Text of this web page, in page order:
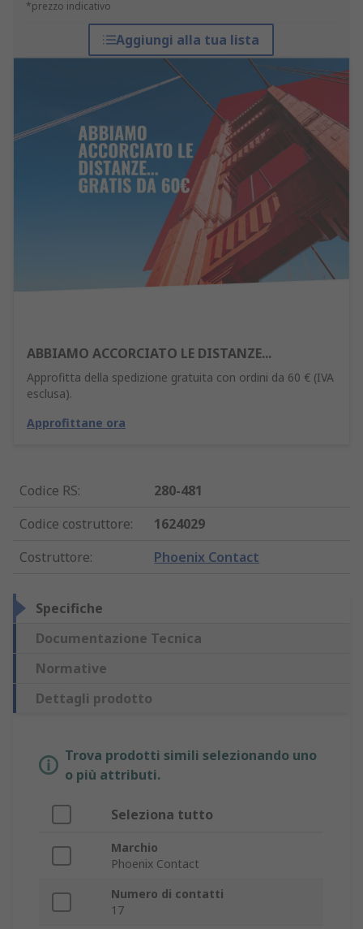
*prezzo indicativo
Aggiungi alla tua lista
ABBIAMO ACCORCIATO LE DISTANZE...
Approfitta della spedizione gratuita con ordini da 60 € (IVA
esclusa).
Approfittane ora
Codice RS:
280-481
Codice costruttore:
1624029
Costruttore: Phoenix Contact
Specifiche
Documentazione Tecnica
Normative
Dettagli prodotto
Trova prodotti simili selezionando uno
o più attributi.
Seleziona tutto
Marchio
Phoenix Contact
Numero di contatti
17